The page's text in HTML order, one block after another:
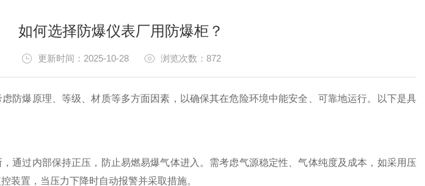
如何选择防爆仪表厂用防爆柜？
更新时间：2025-10-28 浏览次数：872
防爆原理、等级、材质等多方面因素，以确保其在危险环境中能安全、可靠地运行。以下是具
，通过内部保持正压，防止易燃易爆气体进入。需考虑气源稳定性、气体纯度及成本，如采用压
装置，当压力下降时自动报警并采取措施。